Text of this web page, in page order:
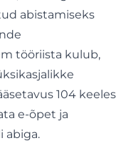
abistamiseks
tööriista kulub,
104 keeles
e-õpet ja
abiga.